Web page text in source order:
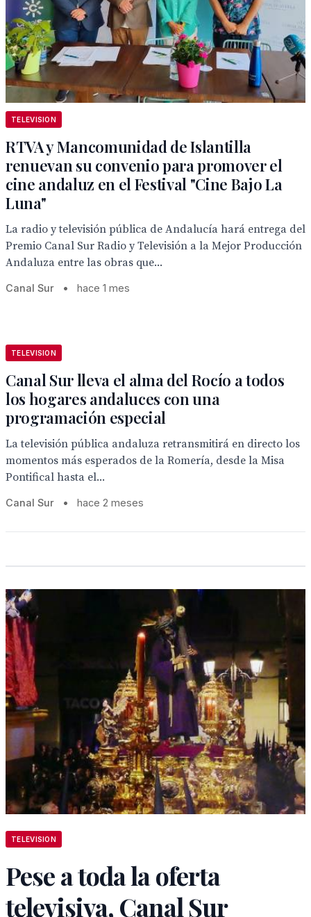
TELEVISION
RTVA y Mancomunidad de Islantilla
renuevan su convenio para promover el
cine andaluz en el Festival "Cine Bajo La
Luna"
La radio y televisión pública de Andalucía hará entrega del
Premio Canal Sur Radio y Televisión a la Mejor Producción
Andaluza entre las obras que...
Canal Sur • hace 1 mes
TELEVISION
Canal Sur lleva el alma del Rocío a todos
los hogares andaluces con una
programación especial
La televisión pública andaluza retransmitirá en directo los
momentos más esperados de la Romería, desde la Misa
Pontifical hasta el...
Canal Sur • hace 2 meses
TELEVISION
Pese a toda la oferta
televisiva, Canal Sur